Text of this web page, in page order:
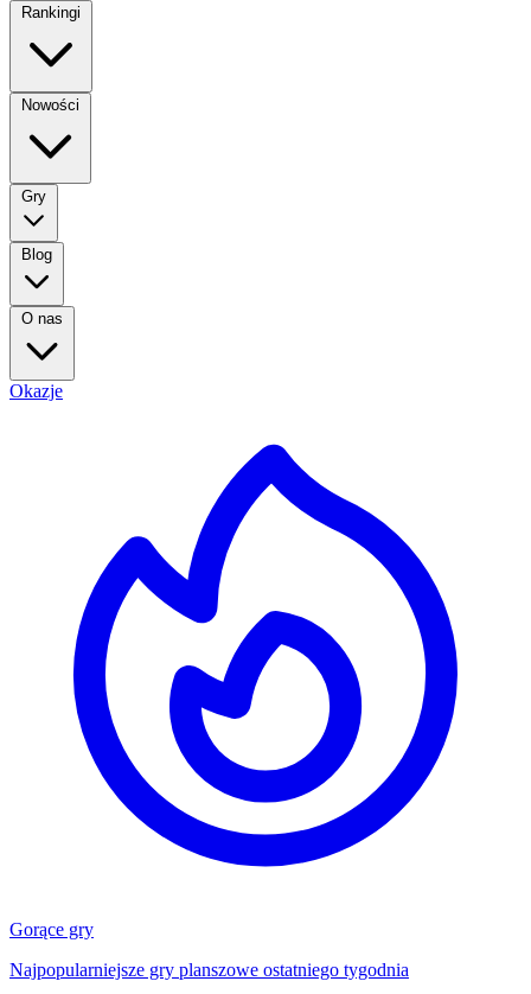
Rankingi
Nowości
Gry
Blog
O nas
Okazje
Gorące gry
Najpopularniejsze gry planszowe ostatniego tygodnia